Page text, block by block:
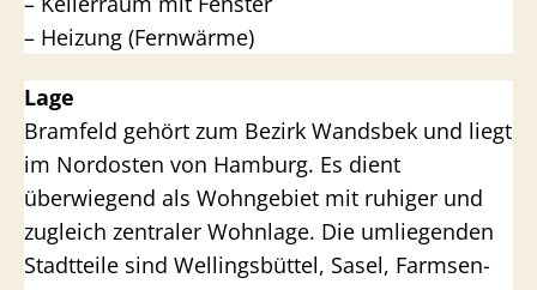
– Heizung (Fernwärme)
Lage
Bramfeld gehört zum Bezirk Wandsbek und liegt
im Nordosten von Hamburg. Es dient
überwiegend als Wohngebiet mit ruhiger und
zugleich zentraler Wohnlage. Die umliegenden
Stadtteile sind Wellingsbüttel, Sasel, Farmsen-